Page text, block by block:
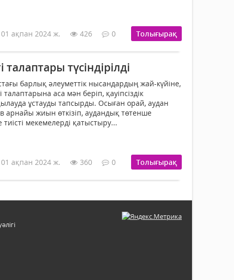
01 ақпан 2024 ж. 426 0 Толығырақ
талаптары түсіндірілді
барлық әлеуметтік нысандардың жай-күйіне,
талаптарына аса мән беріп, қауіпсіздік
ұстауды тапсырды. Осыған орай, аудан
арнайы жиын өткізіп, аудандық төтенше
мекемелерді қатыстыру...
01 ақпан 2024 ж. 360 0 Толығырақ